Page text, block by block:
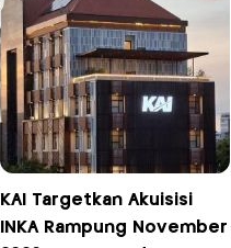
KAI Targetkan Akuisisi
INKA Rampung November